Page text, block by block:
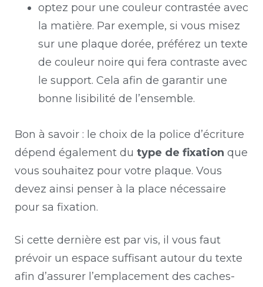
optez pour une couleur contrastée avec
la matière. Par exemple, si vous misez
sur une plaque dorée, préférez un texte
de couleur noire qui fera contraste avec
le support. Cela afin de garantir une
bonne lisibilité de l’ensemble.
Bon à savoir : le choix de la police d’écriture
dépend également du type de fixation que
vous souhaitez pour votre plaque. Vous
devez ainsi penser à la place nécessaire
pour sa fixation.
Si cette dernière est par vis, il vous faut
prévoir un espace suffisant autour du texte
afin d’assurer l’emplacement des caches-